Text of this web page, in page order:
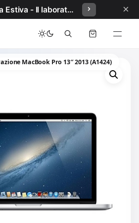
Chiusura Estiva - Il laboratorio resterà chiuso per ferie dal 29/06/2026 al 05/07/2026 compresi. ×
MacBook Pro 13″ 2013 (A1424)